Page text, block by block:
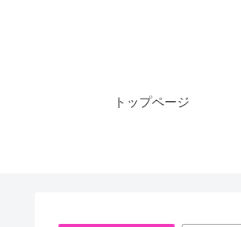
トップページ